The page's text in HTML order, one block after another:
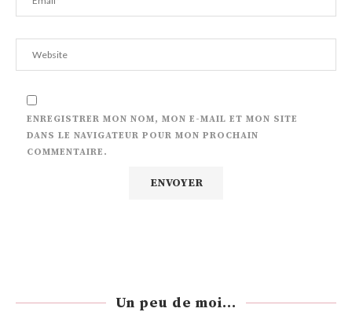
ENREGISTRER MON NOM, MON E-MAIL ET MON SITE
DANS LE NAVIGATEUR POUR MON PROCHAIN
COMMENTAIRE.
Un peu de moi...